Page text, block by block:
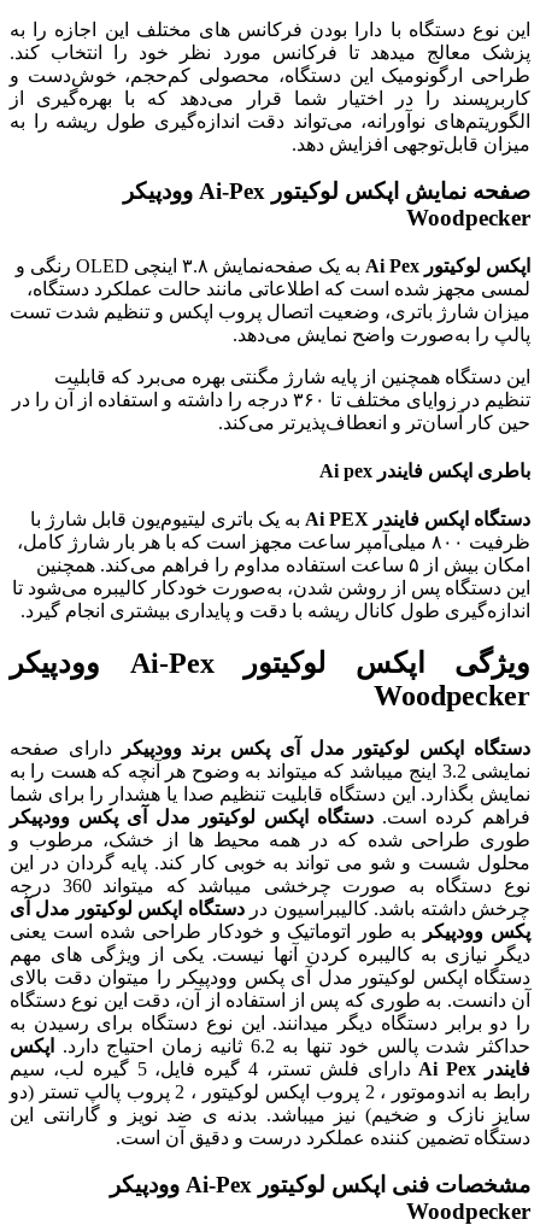
این نوع دستگاه با دارا بودن فرکانس های مختلف این اجازه را به
پزشک معالج میدهد تا فرکانس مورد نظر خود را انتخاب کند.
طراحی ارگونومیک این دستگاه، محصولی کم‌حجم، خوش‌دست و
کاربرپسند را در اختیار شما قرار می‌دهد که با بهره‌گیری از
الگوریتم‌های نوآورانه، می‌تواند دقت اندازه‌گیری طول ریشه را به
میزان قابل‌توجهی افزایش دهد.
صفحه نمایش اپکس لوکیتور Ai-Pex وودپیکر
Woodpecker
اپکس لوکیتور Ai Pex
به یک صفحه‌نمایش ۳.۸ اینچی OLED رنگی و
لمسی مجهز شده است که اطلاعاتی مانند حالت عملکرد دستگاه،
میزان شارژ باتری، وضعیت اتصال پروب اپکس و تنظیم شدت تست
پالپ را به‌صورت واضح نمایش می‌دهد.
این دستگاه همچنین از پایه شارژ مگنتی بهره می‌برد که قابلیت
تنظیم در زوایای مختلف تا ۳۶۰ درجه را داشته و استفاده از آن را در
حین کار آسان‌تر و انعطاف‌پذیرتر می‌کند.
باطری اپکس فایندر Ai pex
دستگاه اپکس فایندر Ai PEX
به یک باتری لیتیوم‌یون قابل شارژ با
ظرفیت ۸۰۰ میلی‌آمپر ساعت مجهز است که با هر بار شارژ کامل،
امکان بیش از ۵ ساعت استفاده مداوم را فراهم می‌کند. همچنین
این دستگاه پس از روشن شدن، به‌صورت خودکار کالیبره می‌شود تا
اندازه‌گیری طول کانال ریشه با دقت و پایداری بیشتری انجام گیرد.
ویژگی اپکس لوکیتور Ai-Pex وودپیکر
Woodpecker
دستگاه اپکس لوکیتور مدل آی پکس برند وودپیکر
دارای صفحه
نمایشی 3.2 اینج میباشد که میتواند به وضوح هر آنچه که هست را به
نمایش بگذارد. این دستگاه قابلیت تنظیم صدا یا هشدار را برای شما
فراهم کرده است. دستگاه اپکس لوکیتور مدل آی پکس وودپیکر
طوری طراحی شده که در همه محیط ها از خشک، مرطوب و
محلول شست و شو می‌ تواند به خوبی کار کند. پایه گردان در این
نوع دستگاه به صورت چرخشی میباشد که میتواند 360 درجه
چرخش داشته باشد. کالیبراسیون دردستگاه اپکس لوکیتور مدل آی
پکس وودپیکر
به طور اتوماتیک و خودکار طراحی شده است یعنی
دیگر نیازی به کالیبره کردن آنها نیست. یکی از ویژگی های مهم
دستگاه اپکس لوکیتور مدل آی پکس وودپیکر را میتوان دقت بالای
آن دانست. به طوری که پس از استفاده از آن، دقت این نوع دستگاه
را دو برابر دستگاه دیگر میدانند. این نوع دستگاه برای رسیدن به
حداکثر شدت پالس خود تنها به 6.2 ثانیه زمان احتیاج دارد.
اپکس
فایندر Ai Pex
دارای فلش تستر، 4 گیره فایل، 5 گیره لب، سیم
رابط به اندوموتور ، 2 پروب اپکس لوکیتور ، 2 پروب پالپ تستر (دو
سایز نازک و ضخیم) نیز میباشد. بدنه ی ضد نویز و گارانتی این
دستگاه تضمین کننده عملکرد درست و دقیق آن است.
مشخصات فنی اپکس لوکیتور Ai-Pex وودپیکر
Woodpecker